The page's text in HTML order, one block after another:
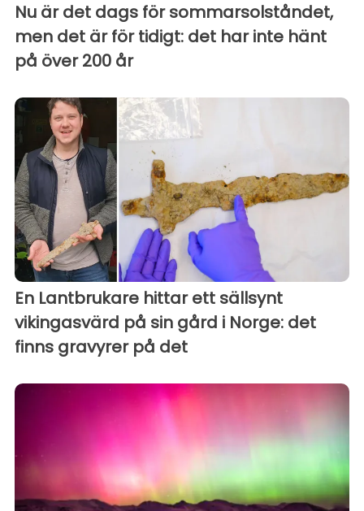
Nu är det dags för sommarsolståndet,
men det är för tidigt: det har inte hänt
på över 200 år
En Lantbrukare hittar ett sällsynt
vikingasvärd på sin gård i Norge: det
finns gravyrer på det